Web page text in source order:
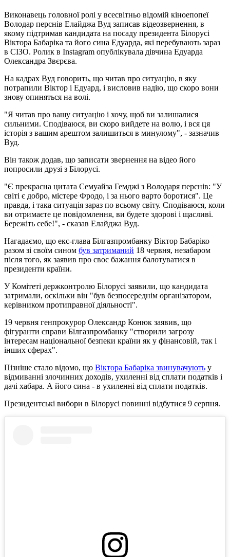
Виконавець головної ролі у всесвітньо відомій кіноепопеї
Володар перснів Елайджа Вуд записав відеозвернення, в
якому підтримав кандидата на посаду президента Білорусі
Віктора Бабаріка та його сина Едуарда, які перебувають зараз
в СІЗО. Ролик в Instagram опублікувала дівчина Едуарда
Олександра Звєрєва.
На кадрах Вуд говорить, що читав про ситуацію, в яку
потрапили Віктор і Едуард, і висловив надію, що скоро вони
знову опиняться на волі.
"Я читав про вашу ситуацію і хочу, щоб ви залишалися
сильними. Сподіваюся, ви скоро вийдете на волю, і вся ця
історія з вашим арештом залишиться в минулому", - зазначив
Вуд.
Він також додав, що записати звернення на відео його
попросили друзі з Білорусі.
"Є прекрасна цитата Семуайза Гемджі з Володаря перснів: "У
світі є добро, містере Фродо, і за нього варто боротися". Це
правда, і така ситуація зараз по всьому світу. Сподіваюся, коли
ви отримаєте це повідомлення, ви будете здорові і щасливі.
Бережіть себе!", - сказав Елайджа Вуд.
Нагадаємо, що екс-глава Білгазпромбанку Віктор Бабаріко
разом зі своїм сином був затриманий 18 червня, незабаром
після того, як заявив про своє бажання балотуватися в
президенти країни.
У Комітеті держконтролю Білорусі заявили, що кандидата
затримали, оскільки він "був безпосереднім організатором,
керівником протиправної діяльності".
19 червня генпрокурор Олександр Конюк заявив, що
фігуранти справи Білгазпромбанку "створили загрозу
інтересам національної безпеки країни як у фінансовій, так і
інших сферах".
Пізніше стало відомо, що Віктора Бабаріка звинувачують у
відмиванні злочинних доходів, ухиленні від сплати податків і
дачі хабара. А його сина - в ухиленні від сплати податків.
Президентські вибори в Білорусі повинні відбутися 9 серпня.